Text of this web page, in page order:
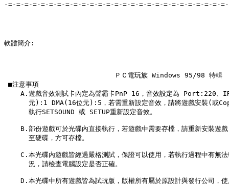
-=-=-=-=-=-=-=-=-=-=-=-=-=-=-=-=-=-=-=-=-=-=-=-=-=-=-
軟體簡介:
                           ＰＣ電玩族 Windows 95/98 特輯
■注意事項
A.遊戲音效測試卡內定為聲霸卡PnP 16，音效設定為 Port:220、
元):1 DMA(16位元):5，若需重新設定音效，請將遊戲安裝(或
      執行SETSOUND 或 SETUP重新設定音效。
B.部份遊戲可於光碟內直接執行，若遊戲中需要存檔，請重新安裝遊
      至硬碟，方可存檔。
C.本光碟內遊戲皆經過嚴格測試，保證可以使用，若執行過程中有無
      況，請檢查電腦設定是否正確。
D.本光碟中所有遊戲皆為試玩版，版權所有屬於原設計與發行公司，